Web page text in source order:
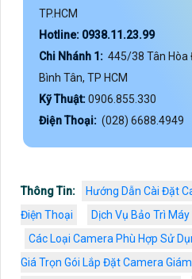
TP.HCM
Hotline: 0938.11.23.99
Chi Nhánh 1: 445/38 Tân Hòa
Bình Tân, TP HCM
Kỹ Thuật:0906.855.330
Điện Thoại: (028) 6688.4949
Thông Tin:
Hướng Dẫn Cài Đặt
Điện Thoại
Dịch Vụ Bảo Trì
Các Loại Camera Phù Hợp Sử
Giá Trọn Gói Lắp Đặt Camera